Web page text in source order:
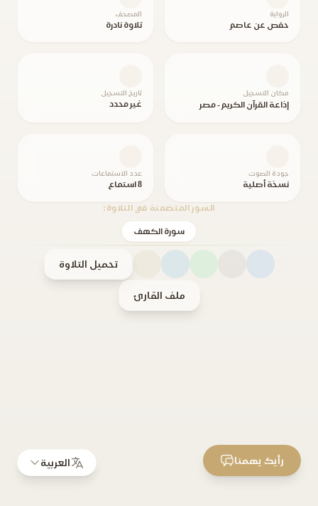
الرواية
حفص عن عاصم
المصحف
تلاوة نادرة
مكان التسجيل
إذاعة القرآن الكريم - مصر
تاريخ التسجيل
غير محدد
جودة الصوت
نسخة أصلية
عدد الاستماعات
8 استماع
السور المتضمنة في التلاوة:
سورة الكهف
تحميل التلاوة
ملف القارئ
العربية رأيك يهمنا